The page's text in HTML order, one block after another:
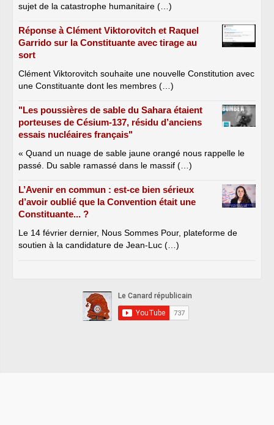
sujet de la catastrophe humanitaire (…)
Réponse à Clément Viktorovitch et Raquel
Garrido sur la Constituante avec tirage au
sort
Clément Viktorovitch souhaite une nouvelle Constitution avec
une Constituante dont les membres (…)
"Les poussières de sable du Sahara étaient
porteuses de Césium-137, résidu d’anciens
essais nucléaires français"
« Quand un nuage de sable jaune orangé nous rappelle le
passé. Du sable ramassé dans le massif (…)
L’Avenir en commun : est-ce bien sérieux
d’avoir oublié que la Convention était une
Constituante... ?
Le 14 février dernier, Nous Sommes Pour, plateforme de
soutien à la candidature de Jean-Luc (…)